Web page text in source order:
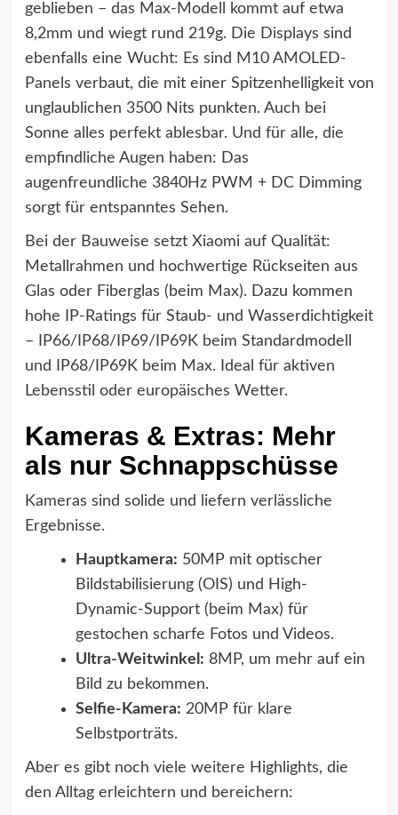
geblieben – das Max-Modell kommt auf etwa
8,2mm und wiegt rund 219g. Die Displays sind
ebenfalls eine Wucht: Es sind M10 AMOLED-
Panels verbaut, die mit einer Spitzenhelligkeit von
unglaublichen 3500 Nits punkten. Auch bei
Sonne alles perfekt ablesbar. Und für alle, die
empfindliche Augen haben: Das
augenfreundliche 3840Hz PWM + DC Dimming
sorgt für entspanntes Sehen.
Bei der Bauweise setzt Xiaomi auf Qualität:
Metallrahmen und hochwertige Rückseiten aus
Glas oder Fiberglas (beim Max). Dazu kommen
hohe IP-Ratings für Staub- und Wasserdichtigkeit
– IP66/IP68/IP69/IP69K beim Standardmodell
und IP68/IP69K beim Max. Ideal für aktiven
Lebensstil oder europäisches Wetter.
Kameras & Extras: Mehr
als nur Schnappschüsse
Kameras sind solide und liefern verlässliche
Ergebnisse.
Hauptkamera: 50MP mit optischer
Bildstabilisierung (OIS) und High-
Dynamic-Support (beim Max) für
gestochen scharfe Fotos und Videos.
Ultra-Weitwinkel: 8MP, um mehr auf ein
Bild zu bekommen.
Selfie-Kamera: 20MP für klare
Selbstporträts.
Aber es gibt noch viele weitere Highlights, die
den Alltag erleichtern und bereichern: